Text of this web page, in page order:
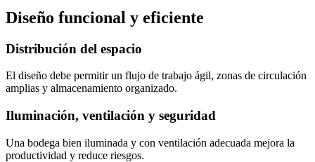
Diseño funcional y eficiente
Distribución del espacio
El diseño debe permitir un flujo de trabajo ágil, zonas de circulación
amplias y almacenamiento organizado.
Iluminación, ventilación y seguridad
Una bodega bien iluminada y con ventilación adecuada mejora la
productividad y reduce riesgos.